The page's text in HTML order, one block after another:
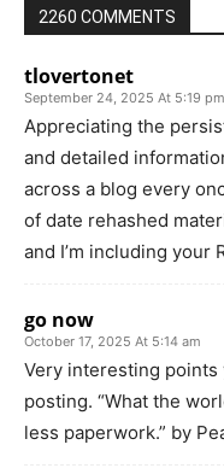
2260 COMMENTS
tlovertonet
September 24, 2025 At 5:19 pm
Appreciating the
and detailed
across a blog every
of date rehashed
and I’m including your
go now
October 17, 2025 At 5:14 am
Very interesting
posting. “What the
less paperwork.” by